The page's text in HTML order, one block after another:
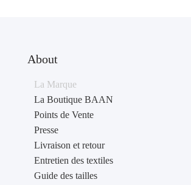
About
La Marque
La Boutique BAAN
Points de Vente
Presse
Livraison et retour
Entretien des textiles
Guide des tailles